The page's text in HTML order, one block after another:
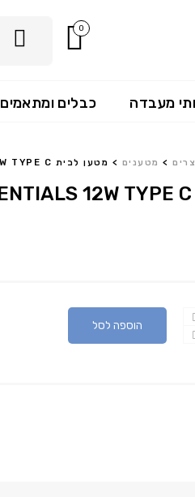
0
מעבדה כבלים ומתאמים
> מטענים > מטען לבית ESSENTIALS 12W TYPE C
הוספה לסל